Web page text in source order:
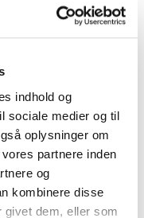
indhold og
sociale medier og til
oplysninger om
partnere inden
og
kombinere disse
givet dem, eller som
efter
påkørsel og
Vi har
fysiske
praktisk